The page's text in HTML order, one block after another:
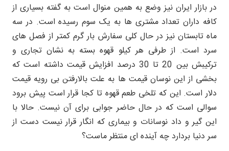
در بازار ایران نیز وضع به همین منوال است به گفته بسیاری از
کافه داران تعداد مشتری ها به یک سوم رسیده است. در سه
ماه تابستان نیز در حال کلی سفارش بار گرم کمتر از فصل های
سرد است. از طرفی هر کیلو قهوه بسته به نشان تجاری و
ترکیبش بین 20 تا 30 درصد افزایش قیمت داشته است که
بخشی از این نوسان قیمت ها به علت بالارفتن بی رویه قیمت
دلار است. این که تلخی طعم قهوه تا کجا قرار است پیش برود
سوالی است که در حال حاضر جوابی برای آن نیست. حالا با
این گیر و داد نوسانات و بیماری که انگار قرار نیست دست از
سر دنیا بردارد چه آینده ای منتظر ماست؟